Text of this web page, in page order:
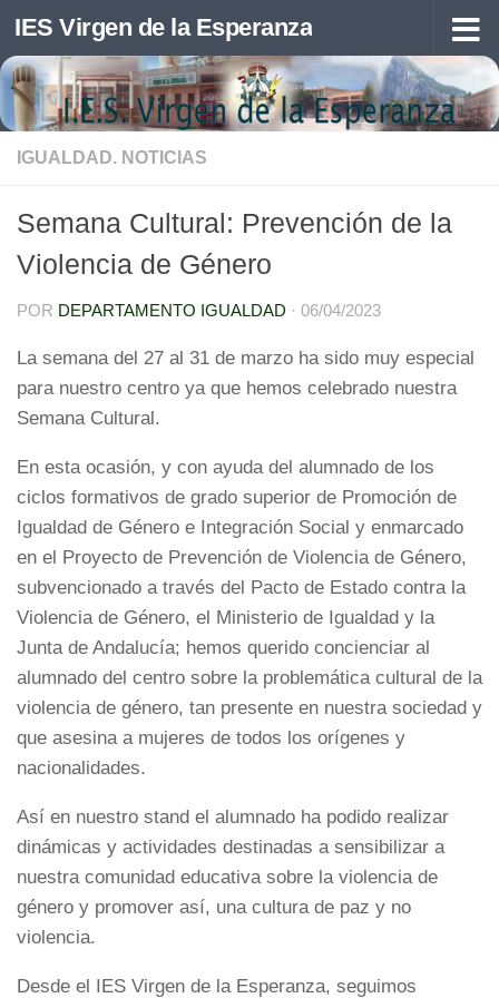
Saltar al contenido
IES Virgen de la Esperanza
IGUALDAD. NOTICIAS
Semana Cultural: Prevención de la
Violencia de Género
POR DEPARTAMENTO IGUALDAD · 06/04/2023
La semana del 27 al 31 de marzo ha sido muy especial
para nuestro centro ya que hemos celebrado nuestra
Semana Cultural.
En esta ocasión, y con ayuda del alumnado de los
ciclos formativos de grado superior de Promoción de
Igualdad de Género e Integración Social y enmarcado
en el Proyecto de Prevención de Violencia de Género,
subvencionado a través del Pacto de Estado contra la
Violencia de Género, el Ministerio de Igualdad y la
Junta de Andalucía; hemos querido concienciar al
alumnado del centro sobre la problemática cultural de la
violencia de género, tan presente en nuestra sociedad y
que asesina a mujeres de todos los orígenes y
nacionalidades.
Así en nuestro stand el alumnado ha podido realizar
dinámicas y actividades destinadas a sensibilizar a
nuestra comunidad educativa sobre la violencia de
género y promover así, una cultura de paz y no
violencia.
Desde el IES Virgen de la Esperanza, seguimos